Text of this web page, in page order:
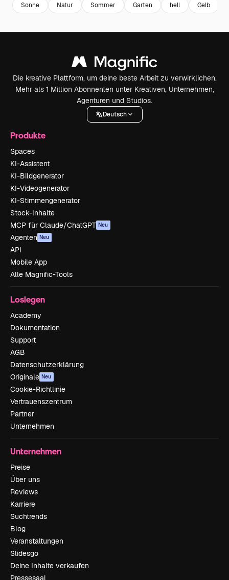
Sonne Natur Sommer Garten hell Gelb
Die kreative Plattform, um deine beste Arbeit zu verwirklichen.
Mehr als 1 Million Abonnenten unter Kreativen, Unternehmen,
Agenturen und Studios.
Deutsch
Produkte
Spaces
KI-Assistent
KI-Bildgenerator
KI-Videogenerator
KI-Stimmengenerator
Stock-Inhalte
MCP für Claude/ChatGPT Neu
Agenten Neu
API
Mobile App
Alle Magnific-Tools
Loslegen
Academy
Dokumentation
Support
AGB
Datenschutzerklärung
Originale Neu
Cookie-Richtlinie
Vertrauenszentrum
Partner
Unternehmen
Unternehmen
Preise
Über uns
Reviews
Karriere
Suchtrends
Blog
Veranstaltungen
Slidesgo
Deine Inhalte verkaufen
Pressesaal